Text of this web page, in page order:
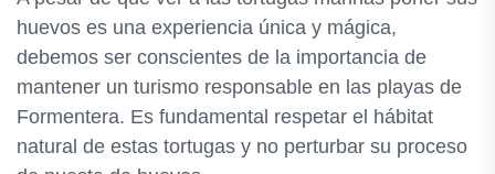
huevos es una experiencia única y mágica,
debemos ser conscientes de la importancia de
mantener un turismo responsable en las playas de
Formentera. Es fundamental respetar el hábitat
natural de estas tortugas y no perturbar su proceso